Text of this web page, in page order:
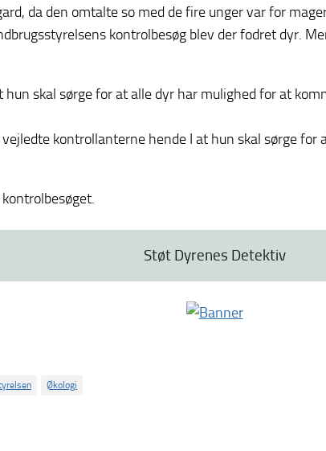
da den omtalte so med de fire unger var for
kontrolbesøg blev der fodret dyr.
skal sørge for at alle dyr har mulighed for at
kontrollanterne hende I at hun skal sørge
Støt Dyrenes Detektiv
Økologi